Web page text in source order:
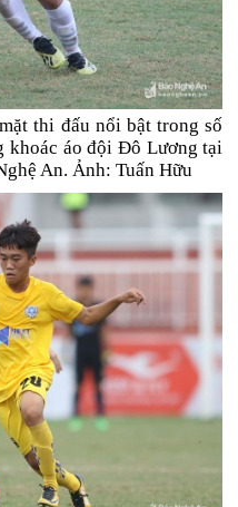
thi đấu nổi bật trong số
khoác áo đội Đô Lương tại
An. Ảnh: Tuấn Hữu